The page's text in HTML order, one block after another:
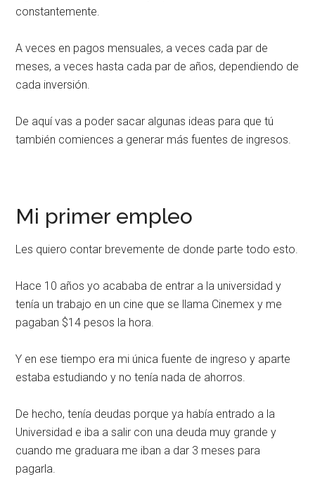
constantemente.
A veces en pagos mensuales, a veces cada par de
meses, a veces hasta cada par de años, dependiendo de
cada inversión.
De aquí vas a poder sacar algunas ideas para que tú
también comiences a generar más fuentes de ingresos.
Mi primer empleo
Les quiero contar brevemente de donde parte todo esto.
Hace 10 años yo acababa de entrar a la universidad y
tenía un trabajo en un cine que se llama Cinemex y me
pagaban $14 pesos la hora.
Y en ese tiempo era mi única fuente de ingreso y aparte
estaba estudiando y no tenía nada de ahorros.
De hecho, tenía deudas porque ya había entrado a la
Universidad e iba a salir con una deuda muy grande y
cuando me graduara me iban a dar 3 meses para
pagarla.